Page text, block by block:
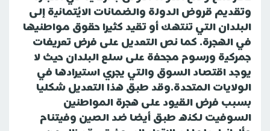
وتقديم قروض الدولة والضمانات الائتمانية إلى
البلدان التي تنتهك أو تقيد كثيرا حقوق مواطنيها
في الهجرة. كما نص التعديل على فرض تعريفات
جمركية ورسوم مجحفة على سلع البلدان حيث لا
يوجد اقتصاد السوق والتي يجري استيرادها في
الولايات المتحدة.وقد طبق هذا التعديل شكليا
بسبب فرض القيود على هجرة المواطنين
السوفيت لكنه طبق أيضا ضد الصين وفيتنام